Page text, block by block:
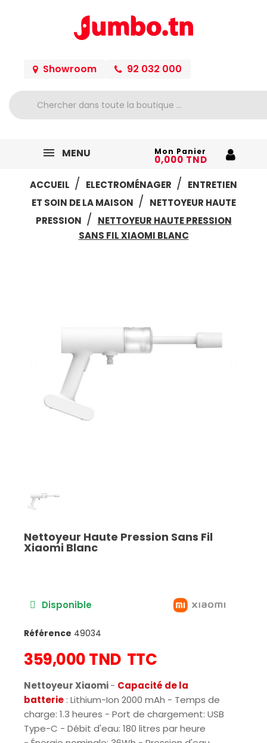
Showroom 92 032 000
MENU Mon Panier
0,000 TND
ACCUEIL
ELECTROMÉNAGER
ENTRETIEN
ET SOIN DE LA MAISON
NETTOYEUR HAUTE
PRESSION
NETTOYEUR HAUTE PRESSION
SANS FIL XIAOMI BLANC
Nettoyeur Haute Pression Sans Fil
Xiaomi Blanc
Disponible
Référence 49034
359,000 TND TTC
Nettoyeur Xiaomi- Capacité de la
batterie : Lithium-Ion 2000 mAh - Temps de
charge: 1.3 heures - Port de chargement: USB
Type-C - Débit d'eau: 180 litres par heure